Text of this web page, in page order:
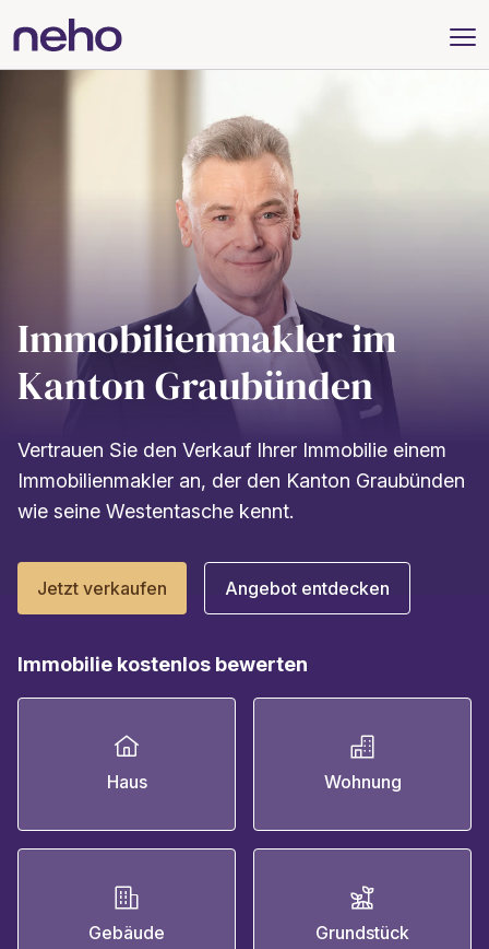
Immobilienmakler im
Kanton Graubünden
Vertrauen Sie den Verkauf Ihrer Immobilie einem
Immobilienmakler an, der den Kanton Graubünden
wie seine Westentasche kennt.
Jetzt verkaufen Angebot entdecken
Immobilie kostenlos bewerten
Haus Wohnung
Gebäude Grundstück